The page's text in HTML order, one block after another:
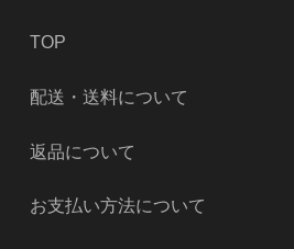
TOP
配送・送料について
返品について
お支払い方法について